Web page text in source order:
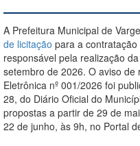
A Prefeitura Municipal de
de licitação para a
responsável pela realização
setembro de 2026. O aviso
Eletrônica nº 001/2026 foi
28, do Diário Oficial do
propostas a partir de 29 de
22 de junho, às 9h, no Portal